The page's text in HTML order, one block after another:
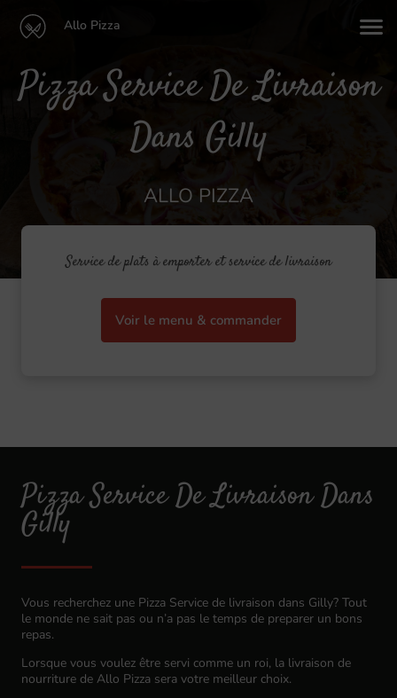
Allo Pizza
Pizza Service De Livraison
Dans Gilly
ALLO PIZZA
Service de plats à emporter et service de livraison
Voir le menu & commander
Pizza Service De Livraison Dans
Gilly
Vous recherchez une Pizza Service de livraison dans Gilly? Tout
le monde ne sait pas ou n’a pas le temps de preparer un bons
repas.
Lorsque vous voulez être servi comme un roi, la livraison de
nourriture de Allo Pizza sera votre meilleur choix.